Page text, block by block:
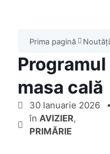
Prima pagină Noutăți
Programul
masa cală
30 Ianuarie 2026
în AVIZIER,
PRIMĂRIE